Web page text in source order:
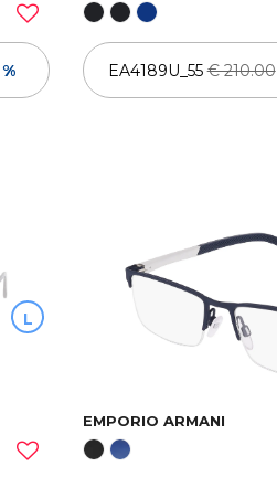
EA4189U_55€ 210.00
L
EMPORIO ARMANI